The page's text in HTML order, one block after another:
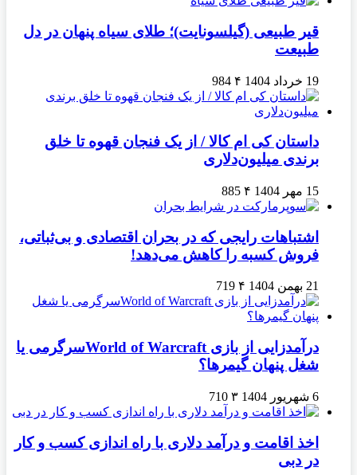
قیر طبیعی (گیلسونایت)؛ طلای سیاه پنهان در دل
طبیعت
19 خرداد 1404 ۴ 984
داستان کی ام کالا / از یک فنجان قهوه تا خلق
برندی میلیون‌دلاری
15 مهر 1404 ۴ 885
اشتباهات رایجی که در بحران اقتصادی و بی‌ثباتی،
فروش کسبه را کاهش می‌دهد!
21 بهمن 1404 ۴ 719
درآمدزایی از بازی World of Warcraftسرگرمی یا
شغل پنهان گیمرها؟
6 شهریور 1404 ۳ 710
اخذ اقامت و درآمد دلاری با راه اندازی کسب و کار
در دبی